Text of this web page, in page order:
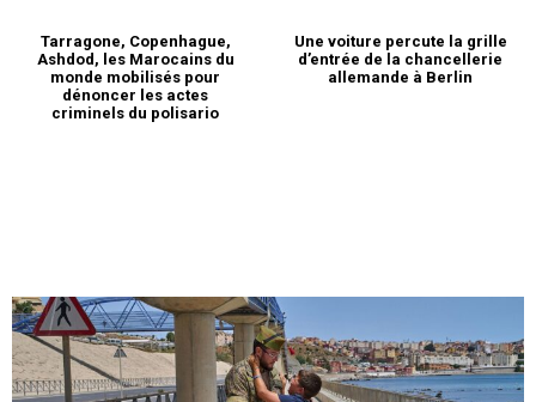
Tarragone, Copenhague,
Ashdod, les Marocains du
monde mobilisés pour
dénoncer les actes
criminels du polisario
Une voiture percute la grille
d’entrée de la chancellerie
allemande à Berlin